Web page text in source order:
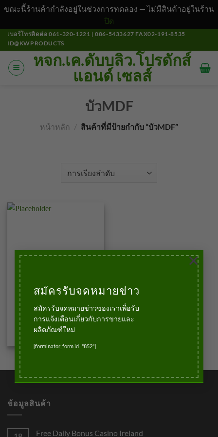
สมัครรับจดหมายข่าว
สมัครรับจดหมายข่าวของเราเพื่อรับ
การแจ้งเตือนเกี่ยวกับการขายและ
ผลิตภัณฑ์ใหม่
[forminator_form id="852"]
×
ขณะนี้ร้านค้ากำลังอยู่ในช่วงการทดลอง — ไม่มีสินค้าอยู่ในร้าน
ปิด
ข้าม
ไป
เนื้อหา
เบอร์โทรติดต่อ 061-320-1221 | 086-5433627 FAX02-191-8535
ID@KWPRODUCTS
หจก.เค.ดับบลิว.โปรดักส์
แอนด์ เซลส์
บัวMDF
หน้าหลัก / สินค้าที่มีป้ายกำกับ “บัวMDF”
บัวเชิงผนัง
บัวMDF
145.00
บาท
หยิบใส่ตะกร้า
ข้อมูลสินค้า
Free Daily Bonus Casino Ireland